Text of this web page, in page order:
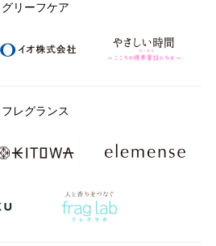
グリーフケア
フレグランス